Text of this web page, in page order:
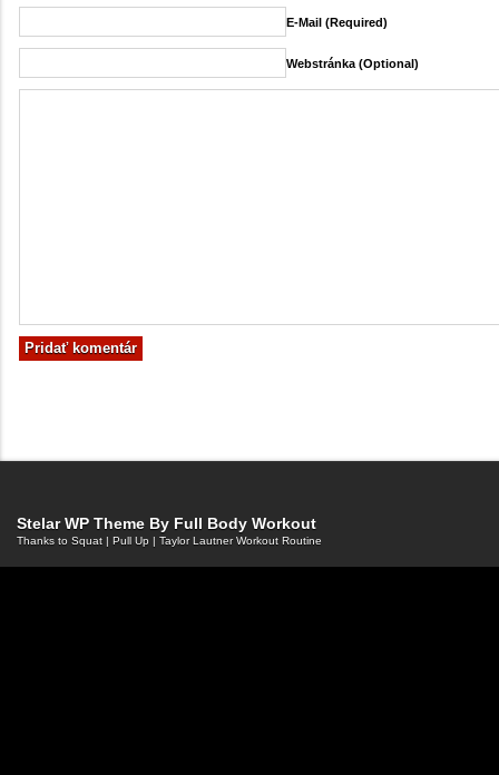
E-Mail (required)
Webstránka (Optional)
Stelar WP Theme By Full Body Workout
Thanks to Squat | Pull Up | Taylor Lautner Workout Routine